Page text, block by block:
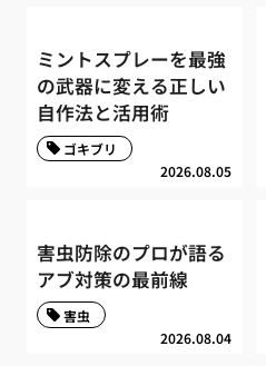
ミントスプレーを最強
の武器に変える正しい
自作法と活用術
2026.08.05
ゴキブリ
害虫防除のプロが語る
アブ対策の最前線
2026.08.04
害虫